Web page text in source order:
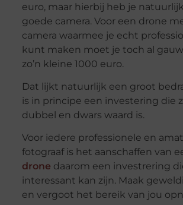
euro, maar hierbij heb je
goede camera. Voor een drone
camera waarmee je echt
kunt maken moet je toch al
zo’n kleine 1000 euro.
Dat lijkt natuurlijk een groot
is in principe een investering die
dubbel en dwars waard is.
Voor iedere professionele en
fotograaf is het aanschaffen van
drone daarom een investrering
interessant kan zijn. Maak
en vergoot het bereik van jou